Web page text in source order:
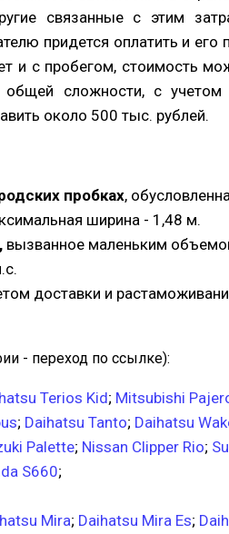
связанные с этим
придется оплатить и его
и с пробегом, стоимость
сложности, с учетом
около 500 тыс. рублей.
пробках,
ширина - 1,48 м.
вызванное маленьким
доставки и
- переход по ссылке):
Terios Kid; Mitsubishi
; Daihatsu Tanto; Daihatsu
Palette; Nissan Clipper Rio;
S660;
Mira; Daihatsu Mira Es;